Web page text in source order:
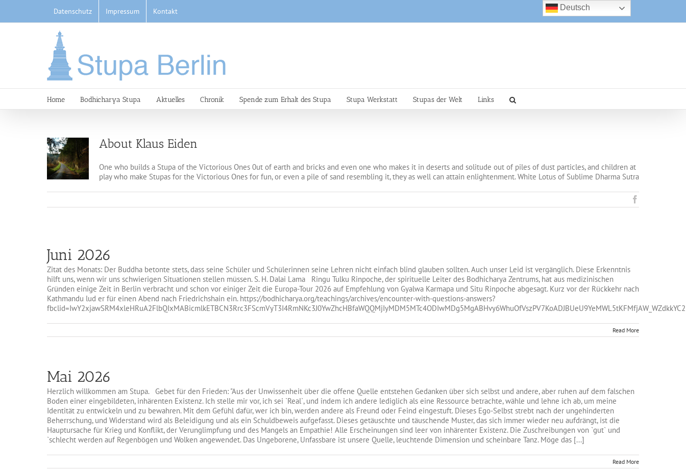
content
Datenschutz Impressum Kontakt
Home Bodhicharya Stupa Aktuelles Chronik Spende zum Erhalt des Stupa Stupa Werkstatt Stupas der Welt Links
About Klaus Eiden
One who builds a Stupa of the Victorious Ones 0ut of earth and bricks and even one who makes it in deserts and solitude out of piles of dust particles, and children at
play who make Stupas for the Victorious Ones for fun, or even a pile of sand resembling it, they as well can attain enlightenment. White Lotus of Sublime Dharma Sutra
Juni 2026
Zitat des Monats: Der Buddha betonte stets, dass seine Schüler und Schülerinnen seine Lehren nicht einfach blind glauben sollten. Auch unser Leid ist vergänglich. Diese Erkenntnis
hilft uns, wenn wir uns schwierigen Situationen stellen müssen. S. H. Dalai Lama Ringu Tulku Rinpoche, der spirituelle Leiter des Bodhicharya Zentrums, hat aus medizinischen
Gründen einige Zeit in Berlin verbracht und schon vor einiger Zeit die Europa-Tour 2026 auf Empfehlung von Gyalwa Karmapa und Situ Rinpoche abgesagt. Kurz vor der Rückkehr nach
Kathmandu lud er für einen Abend nach Friedrichshain ein. https://bodhicharya.org/teachings/archives/encounter-with-questions-answers?
Read More
Mai 2026
Herzlich willkommen am Stupa. Gebet für den Frieden: "Aus der Unwissenheit über die offene Quelle entstehen Gedanken über sich selbst und andere, aber ruhen auf dem falschen
Boden einer eingebildeten, inhärenten Existenz. Ich stelle mir vor, ich sei `Real`, und indem ich andere lediglich als eine Ressource betrachte, wähle und lehne ich ab, um meine
Identität zu entwickeln und zu bewahren. Mit dem Gefühl dafür, wer ich bin, werden andere als Freund oder Feind eingestuft. Dieses Ego-Selbst strebt nach der ungehinderten
Beherrschung, und Widerstand wird als Beleidigung und als ein Schuldbeweis aufgefasst. Dieses getäuschte und täuschende Muster, das sich immer wieder neu aufdrängt, ist die
Hauptursache für Krieg und Konflikt, der Verunglimpfung und des Mangels an Empathie! Alle Erscheinungen sind leer von inhärenter Existenz. Die Zuschreibungen von `gut` und
`schlecht werden auf Regenbögen und Wolken angewendet. Das Ungeborene, Unfassbare ist unsere Quelle, leuchtende Dimension und scheinbare Tanz. Möge das [...]
Read More
Deutsch